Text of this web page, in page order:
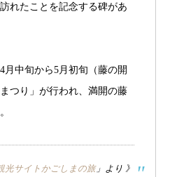
れたことを記念する碑があ
月中旬から5月初旬（藤の開
つり」が行われ、満開の藤
光サイトかごしまの旅」より 》